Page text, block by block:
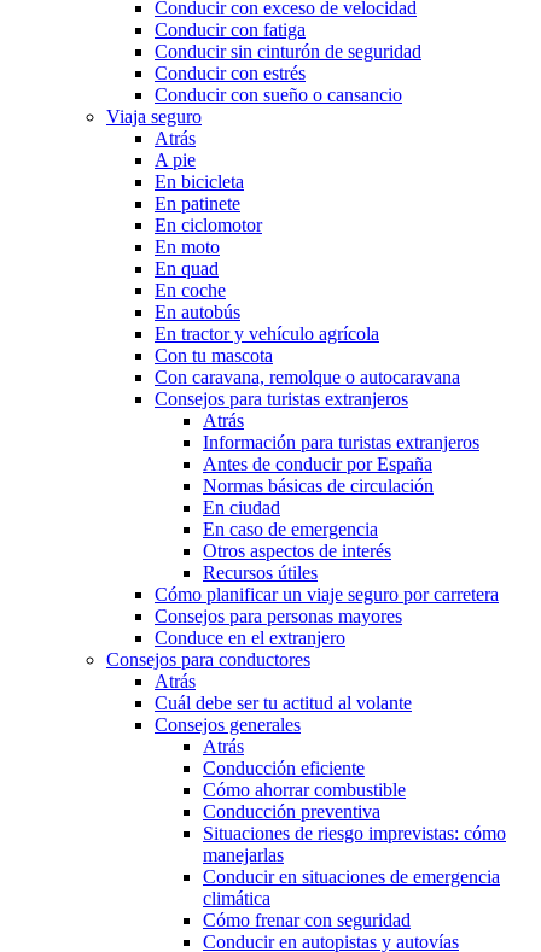
Conducir con exceso de velocidad
Conducir con fatiga
Conducir sin cinturón de seguridad
Conducir con estrés
Conducir con sueño o cansancio
Viaja seguro
Atrás
A pie
En bicicleta
En patinete
En ciclomotor
En moto
En quad
En coche
En autobús
En tractor y vehículo agrícola
Con tu mascota
Con caravana, remolque o autocaravana
Consejos para turistas extranjeros
Atrás
Información para turistas extranjeros
Antes de conducir por España
Normas básicas de circulación
En ciudad
En caso de emergencia
Otros aspectos de interés
Recursos útiles
Cómo planificar un viaje seguro por carretera
Consejos para personas mayores
Conduce en el extranjero
Consejos para conductores
Atrás
Cuál debe ser tu actitud al volante
Consejos generales
Atrás
Conducción eficiente
Cómo ahorrar combustible
Conducción preventiva
Situaciones de riesgo imprevistas: cómo
manejarlas
Conducir en situaciones de emergencia
climática
Cómo frenar con seguridad
Conducir en autopistas y autovías